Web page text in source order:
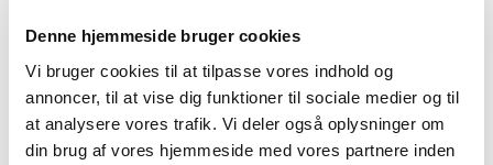
Denne hjemmeside bruger cookies
Vi bruger cookies til at tilpasse vores indhold og
annoncer, til at vise dig funktioner til sociale medier og til
at analysere vores trafik. Vi deler også oplysninger om
din brug af vores hjemmeside med vores partnere inden
steroide antiinflammatoriske midler)
|9. november 2022|
På baggrund af anbefaling fra den europæiske
bivirkningskomité PRAC har koordinationsgruppen for…